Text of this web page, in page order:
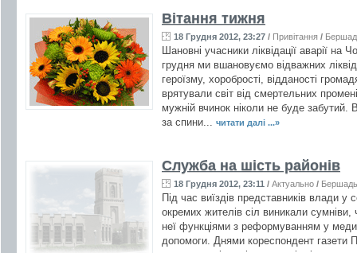
Вітання тижня
18 Грудня 2012, 23:27 / Привітання /
Шановні учасники ліквідації аварії
грудня ми вшановуємо відважних
героїзму, хоробрості, відданості
врятували світ від смертельних
мужній вчинок ніколи не буде
за спини... читати далі ...»
Служба на шість районів
18 Грудня 2012, 23:11 / Актуально / Бершадь
Під час виїздів представників влади
окремих жителів сіл виникали
неї функціями з реформуванням у
допомоги. Днями кореспондент газети